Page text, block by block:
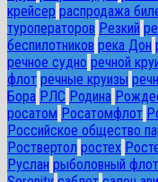
крейсер распродажа
туроператоров Резкий
беспилотников река Дон
речное судно речной
флот речные круизы
Бора РЛС Родина
росатом Росатомфлот
Российское общество
Роствертол ростех
Руслан рыболовный флот